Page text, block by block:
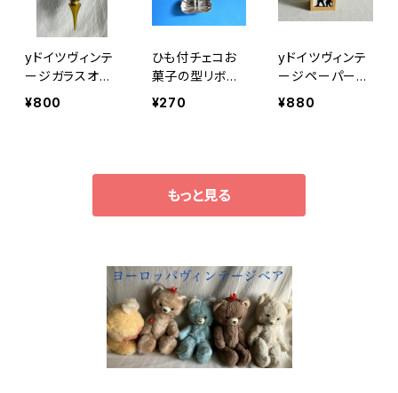
yドイツヴィンテ
ージガラスオー
ナメント金c
¥800
ひも付チェコお
菓子の型リボン3
個●モールド
¥270
yドイツヴィンテ
ージペーパーラ
ンタンミニa
¥880
もっと見る